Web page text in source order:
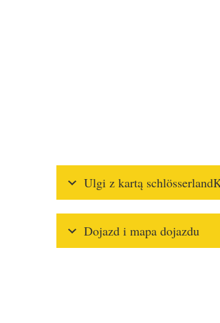
Ulgi z kartą
Dojazd i mapa dojazdu